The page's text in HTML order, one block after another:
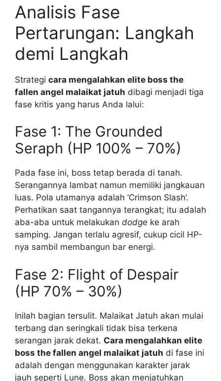
Analisis Fase
Pertarungan: Langkah
demi Langkah
Strategi cara mengalahkan elite boss the
fallen angel malaikat jatuh dibagi menjadi tiga
fase kritis yang harus Anda lalui:
Fase 1: The Grounded
Seraph (HP 100% – 70%)
Pada fase ini, boss tetap berada di tanah.
Serangannya lambat namun memiliki jangkauan
luas. Pola utamanya adalah ‘Crimson Slash’.
Perhatikan saat tangannya terangkat; itu adalah
aba-aba untuk melakukan dodge ke arah
samping. Jangan terlalu agresif, cukup cicil HP-
nya sambil membangun bar energi.
Fase 2: Flight of Despair
(HP 70% – 30%)
Inilah bagian tersulit. Malaikat Jatuh akan mulai
terbang dan seringkali tidak bisa terkena
serangan jarak dekat. Cara mengalahkan elite
boss the fallen angel malaikat jatuh di fase ini
adalah dengan menggunakan karakter jarak
jauh seperti Lune. Boss akan menjatuhkan